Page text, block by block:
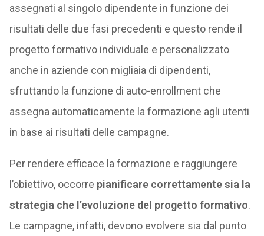
assegnati al singolo dipendente in funzione dei
risultati delle due fasi precedenti e questo rende il
progetto formativo individuale e personalizzato
anche in aziende con migliaia di dipendenti,
sfruttando la funzione di auto-enrollment che
assegna automaticamente la formazione agli utenti
in base ai risultati delle campagne.
Per rendere efficace la formazione e raggiungere
l’obiettivo, occorre pianificare correttamente sia la
strategia che l’evoluzione del progetto formativo.
Le campagne, infatti, devono evolvere sia dal punto